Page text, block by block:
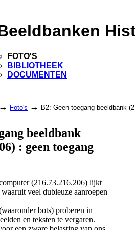
FOTO'S
BIBLIOTHEEK
DOCUMENTEN
→ Foto's → B2: Geen toegang beeldbank
beeldbank
: geen toegang
(216.73.216.206) lijkt
veel dubieuze aanroepen
bots) proberen in
en teksten te vergaren.